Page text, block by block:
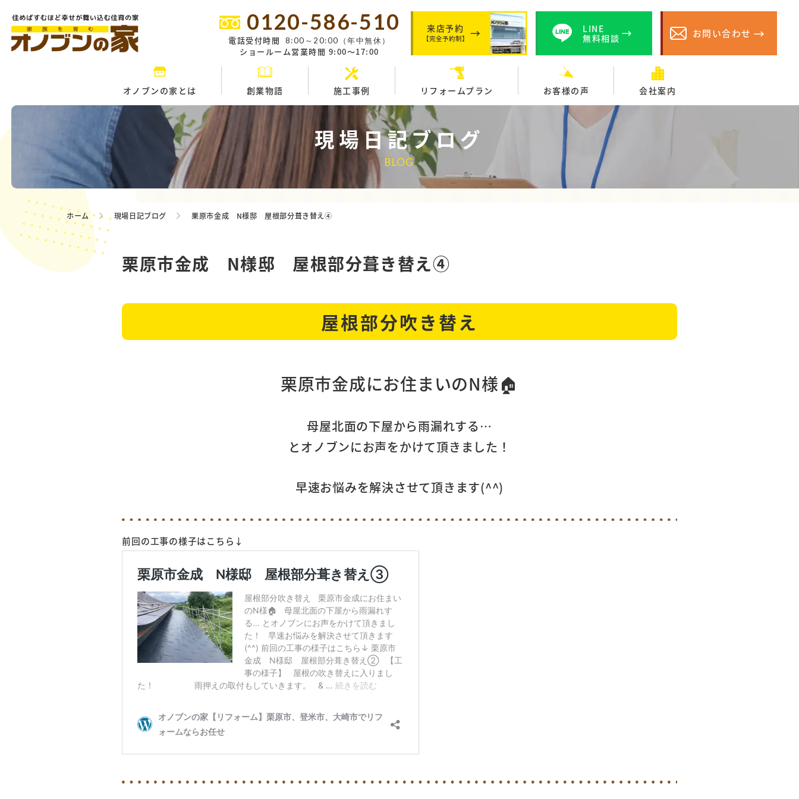
0120-586-510
電話受付時間 8:00～20:00（年中無休）
ショールーム営業時間 9:00～17:00
来店予約
【完全予約制】
LINE
無料相談
お問い合わせ
オノブンの家とは 創業物語 施工事例 リフォームプラン お客様の声 会社案内
現場日記ブログ
BLOG
ホーム 現場日記ブログ 栗原市金成 N様邸 屋根部分葺き替え④
栗原市金成 N様邸 屋根部分葺き替え④
屋根部分吹き替え
栗原市金成にお住まいのN様🏠
母屋北面の下屋から雨漏れする…
とオノブンにお声をかけて頂きました！
早速お悩みを解決させて頂きます(^^)
前回の工事の様子はこちら↓